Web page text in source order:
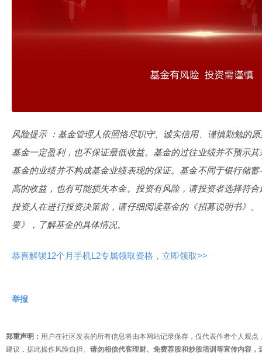
风险提示 ：基金管理人依照恪尽职守、诚实信用、谨慎勤勉的
基金一定盈利，也不保证最低收益。基金的过往业绩并不预示
基金的业绩并不构成基金业绩表现的保证。基金不同于银行储
高的收益，也有可能损失本金。投资有风险，请投资者选择符
投资人在进行投资决策前，请仔细阅读基金的《招募说明书》
要》，了解基金的具体情况。
恭喜解锁12个月手机L2专属领取资格，立即领取>>
举报
郑重声明： 用户在社区发表的所有信息将由本网站记录保存，仅代表作者个人观
建议，据此操作风险自担。 请勿相信代客理财、免费荐股和炒股培训等宣传内容